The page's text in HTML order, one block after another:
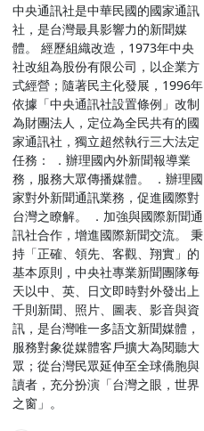
中央通訊社是中華民國的國家通訊
社，是台灣最具影響力的新聞媒
體。 經歷組織改造，1973年中央
社改組為股份有限公司，以企業方
式經營；隨著民主化發展，1996年
依據「中央通訊社設置條例」改制
為財團法人，定位為全民共有的國
家通訊社，獨立超然執行三大法定
任務： ．辦理國內外新聞報導業
務，服務大眾傳播媒體。 ．辦理國
家對外新聞通訊業務，促進國際對
台灣之瞭解。 ．加強與國際新聞通
訊社合作，增進國際新聞交流。 秉
持「正確、領先、客觀、翔實」的
基本原則，中央社專業新聞團隊每
天以中、英、日文即時對外發出上
千則新聞、照片、圖表、影音與資
訊，是台灣唯一多語文新聞媒體，
服務對象從媒體客戶擴大為閱聽大
眾；從台灣民眾延伸至全球僑胞與
讀者，充分扮演「台灣之眼，世界
之窗」。